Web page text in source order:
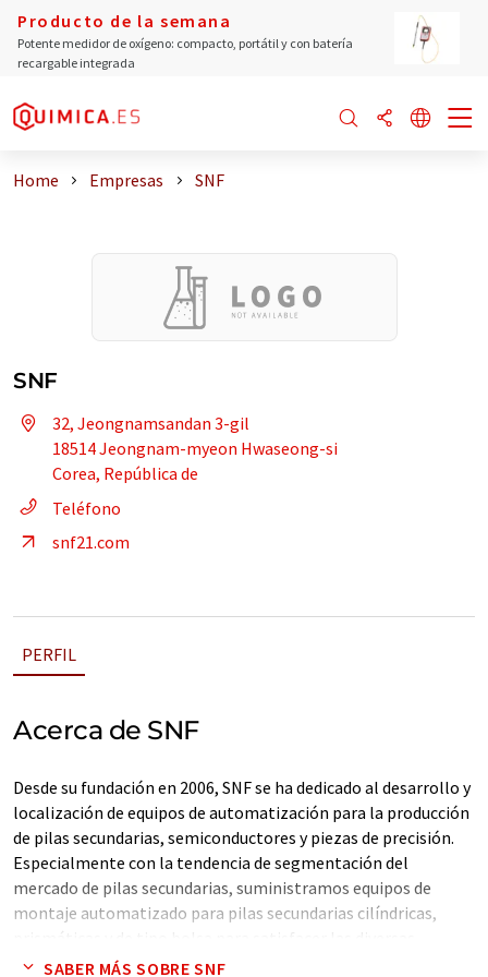
Producto de la semana
Potente medidor de oxígeno: compacto, portátil y con batería
recargable integrada
Home Empresas SNF
SNF
32, Jeongnamsandan 3-gil
18514 Jeongnam-myeon Hwaseong-si
Corea, República de
Teléfono
snf21.com
PERFIL
Acerca de SNF
Desde su fundación en 2006, SNF se ha dedicado al desarrollo y
localización de equipos de automatización para la producción
de pilas secundarias, semiconductores y piezas de precisión.
Especialmente con la tendencia de segmentación del
mercado de pilas secundarias, suministramos equipos de
montaje automatizado para pilas secundarias cilíndricas,
demandas del mercado. SNF se está convirtiendo en un actor
SABER MÁS SOBRE SNF